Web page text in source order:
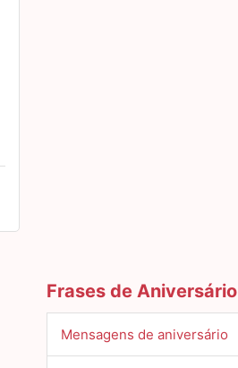
Frases de Aniversário
Mensagens de aniversário